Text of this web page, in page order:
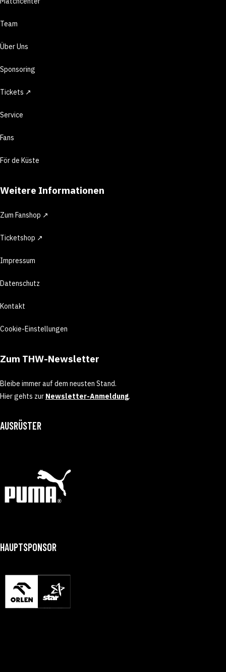
Team
Über Uns
Sponsoring
Tickets ↗
Service
Fans
För de Küste
Weitere Informationen
Zum Fanshop ↗
Ticketshop ↗
Impressum
Datenschutz
Kontakt
Cookie-Einstellungen
Zum THW-Newsletter
Bleibe immer auf dem neusten Stand.
Hier gehts zur Newsletter-Anmeldung.
AUSRÜSTER
HAUPTSPONSOR